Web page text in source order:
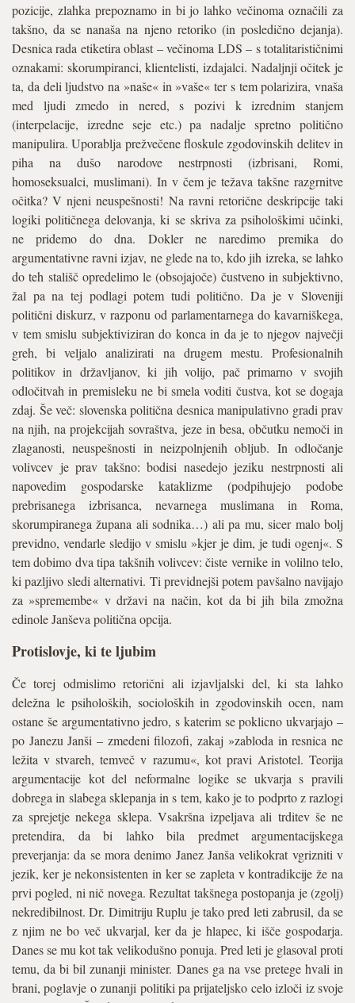
pozicije, zlahka prepoznamo in bi jo lahko večinoma označili za
takšno, da se nanaša na njeno retoriko (in posledično dejanja).
Desnica rada etiketira oblast – večinoma LDS – s totalitarističnimi
oznakami: skorumpiranci, klientelisti, izdajalci. Nadaljnji očitek je
ta, da deli ljudstvo na »naše« in »vaše« ter s tem polarizira, vnaša
med ljudi zmedo in nered, s pozivi k izrednim stanjem
(interpelacije, izredne seje etc.) pa nadalje spretno politično
manipulira. Uporablja prežvečene floskule zgodovinskih delitev in
piha na dušo narodove nestrpnosti (izbrisani, Romi,
homoseksualci, muslimani). In v čem je težava takšne razgrnitve
očitka? V njeni neuspešnosti! Na ravni retorične deskripcije taki
logiki političnega delovanja, ki se skriva za psihološkimi učinki,
ne pridemo do dna. Dokler ne naredimo premika do
argumentativne ravni izjav, ne glede na to, kdo jih izreka, se lahko
do teh stališč opredelimo le (obsojajoče) čustveno in subjektivno,
žal pa na tej podlagi potem tudi politično. Da je v Sloveniji
politični diskurz, v razponu od parlamentarnega do kavarniškega,
v tem smislu subjektiviziran do konca in da je to njegov največji
greh, bi veljalo analizirati na drugem mestu. Profesionalnih
politikov in državljanov, ki jih volijo, pač primarno v svojih
odločitvah in premisleku ne bi smela voditi čustva, kot se dogaja
zdaj. Še več: slovenska politična desnica manipulativno gradi prav
na njih, na projekcijah sovraštva, jeze in besa, občutku nemoči in
zlaganosti, neuspešnosti in neizpolnjenih obljub. In odločanje
volivcev je prav takšno: bodisi nasedejo jeziku nestrpnosti ali
napovedim gospodarske kataklizme (podpihujejo podobe
prebrisanega izbrisanca, nevarnega muslimana in Roma,
skorumpiranega župana ali sodnika…) ali pa mu, sicer malo bolj
previdno, vendarle sledijo v smislu »kjer je dim, je tudi ogenj«. S
tem dobimo dva tipa takšnih volivcev: čiste vernike in volilno telo,
ki pazljivo sledi alternativi. Ti previdnejši potem pavšalno navijajo
za »spremembe« v državi na način, kot da bi jih bila zmožna
edinole Janševa politična opcija.
Protislovje, ki te ljubim
Če torej odmislimo retorični ali izjavljalski del, ki sta lahko
deležna le psiholoških, socioloških in zgodovinskih ocen, nam
ostane še argumentativno jedro, s katerim se poklicno ukvarjajo –
po Janezu Janši – zmedeni filozofi, zakaj »zabloda in resnica ne
ležita v stvareh, temveč v razumu«, kot pravi Aristotel. Teorija
argumentacije kot del neformalne logike se ukvarja s pravili
dobrega in slabega sklepanja in s tem, kako je to podprto z razlogi
za sprejetje nekega sklepa. Vsakršna izpeljava ali trditev še ne
pretendira, da bi lahko bila predmet argumentacijskega
preverjanja: da se mora denimo Janez Janša velikokrat vgrizniti v
jezik, ker je nekonsistenten in ker se zapleta v kontradikcije že na
prvi pogled, ni nič novega. Rezultat takšnega postopanja je (zgolj)
nekredibilnost. Dr. Dimitriju Ruplu je tako pred leti zabrusil, da se
z njim ne bo več ukvarjal, ker da je hlapec, ki išče gospodarja.
Danes se mu kot tak velikodušno ponuja. Pred leti je glasoval proti
temu, da bi bil zunanji minister. Danes ga na vse pretege hvali in
brani, poglavje o zunanji politiki pa prijateljsko celo izloči iz svoje